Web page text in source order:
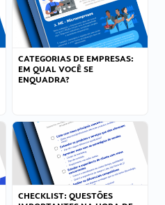
CATEGORIAS DE EMPRESAS:
EM QUAL VOCÊ SE
ENQUADRA?
CHECKLIST: QUESTÕES